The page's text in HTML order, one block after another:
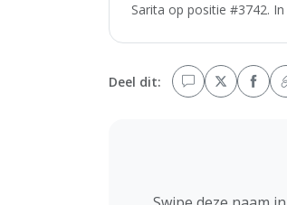
Sarita op positie #3742.
Deel dit: